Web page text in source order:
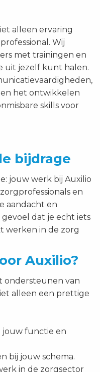
alleen ervaring
Wij
met trainingen en
uit jezelf kunt halen.
het ontwikkelen
skills voor
bijdrage
jouw werk bij Auxilio
en
aandacht en
dat je echt iets
werken in de zorg
Auxilio?
ondersteunen van
alleen een prettige
jouw functie en
bij jouw schema.
in de zorgsector